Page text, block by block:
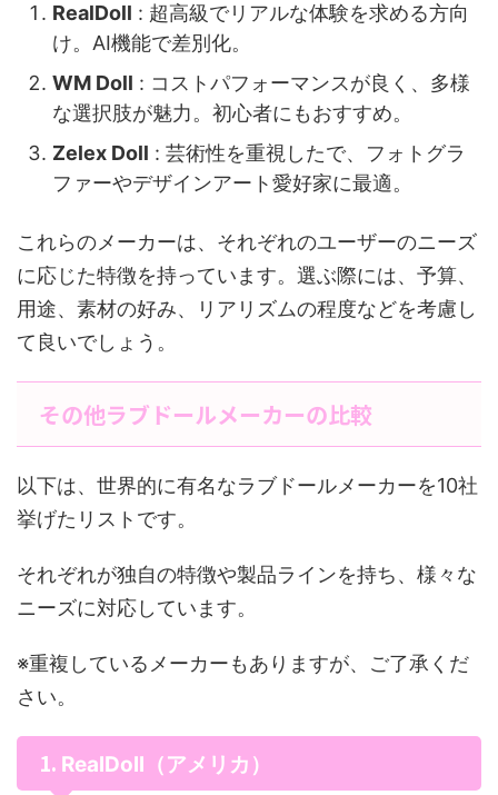
RealDoll : 超高級でリアルな体験を求める方向
け。AI機能で差別化。
WM Doll : コストパフォーマンスが良く、多様
な選択肢が魅力。初心者にもおすすめ。
Zelex Doll : 芸術性を重視したで、フォトグラ
ファーやデザインアート愛好家に最適。
これらのメーカーは、それぞれのユーザーのニーズ
に応じた特徴を持っています。選ぶ際には、予算、
用途、素材の好み、リアリズムの程度などを考慮し
て良いでしょう。
その他ラブドールメーカーの比較
以下は、世界的に有名なラブドールメーカーを10社
挙げたリストです。
それぞれが独自の特徴や製品ラインを持ち、様々な
ニーズに対応しています。
※重複しているメーカーもありますが、ご了承くだ
さい。
1. RealDoll（アメリカ）